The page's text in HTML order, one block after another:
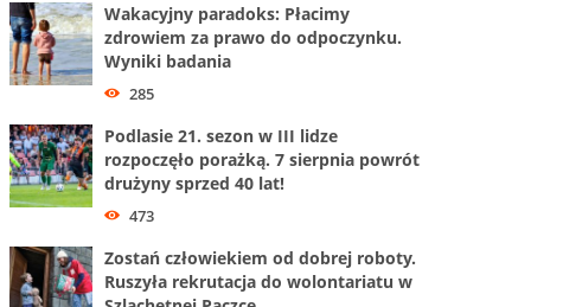
Wakacyjny paradoks: Płacimy
zdrowiem za prawo do odpoczynku.
Wyniki badania
285
Podlasie 21. sezon w III lidze
rozpoczęło porażką. 7 sierpnia powrót
drużyny sprzed 40 lat!
473
Zostań człowiekiem od dobrej roboty.
Ruszyła rekrutacja do wolontariatu w